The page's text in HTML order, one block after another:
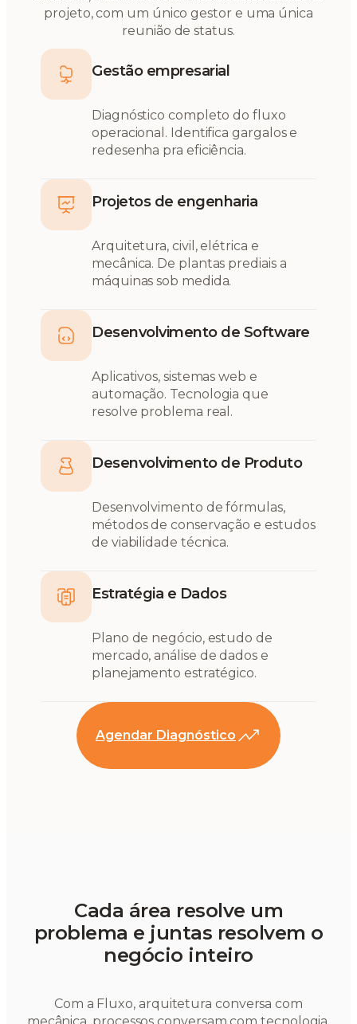
projeto, com um único gestor e uma única
reunião de status.
Gestão empresarial
Diagnóstico completo do fluxo
operacional. Identifica gargalos e
redesenha pra eficiência.
Projetos de engenharia
Arquitetura, civil, elétrica e
mecânica. De plantas prediais a
máquinas sob medida.
Desenvolvimento de Software
Aplicativos, sistemas web e
automação. Tecnologia que
resolve problema real.
Desenvolvimento de Produto
Desenvolvimento de fórmulas,
métodos de conservação e estudos
de viabilidade técnica.
Estratégia e Dados
Plano de negócio, estudo de
mercado, análise de dados e
planejamento estratégico.
Agendar Diagnóstico
Cada área resolve um
problema e juntas resolvem o
negócio inteiro
Com a Fluxo, arquitetura conversa com